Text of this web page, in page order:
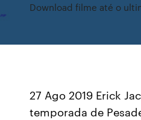
Download filme até o
27 Ago 2019 Erick
temporada de